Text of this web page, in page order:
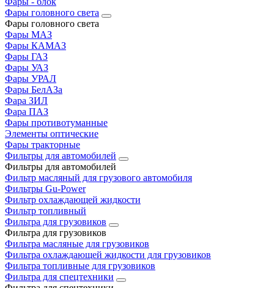
Фары головного света
Фары головного света
Фары МАЗ
Фары КАМАЗ
Фары ГАЗ
Фары УАЗ
Фары УРАЛ
Фары БелАЗа
Фара ЗИЛ
Фара ПАЗ
Фары противотуманные
Элементы оптические
Фары тракторные
Фильтры для автомобилей
Фильтры для автомобилей
Фильтр масляный для грузового автомобиля
Фильтры Gu-Power
Фильтр охлаждающей жидкости
Фильтр топливный
Фильтра для грузовиков
Фильтра для грузовиков
Фильтра масляные для грузовиков
Фильтра охлаждающей жидкости для грузовиков
Фильтра топливные для грузовиков
Фильтра для спецтехники